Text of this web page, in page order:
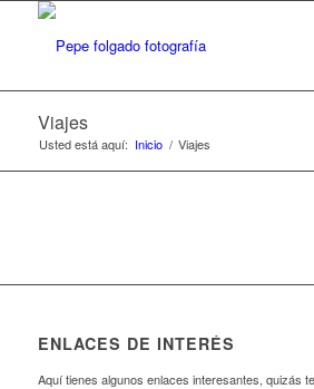
Viajes
Usted está aquí: Inicio / Viajes
ENLACES DE INTERÉS
Aquí tienes algunos enlaces interesantes, quizás